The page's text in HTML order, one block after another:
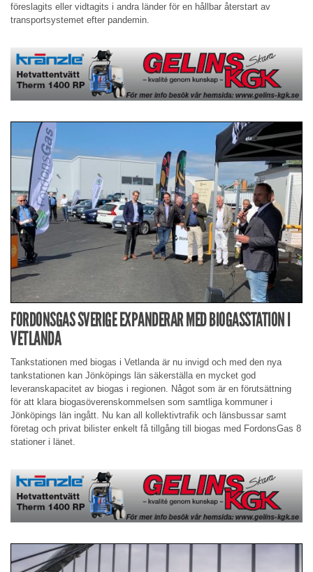
föreslagits eller vidtagits i andra länder för en hållbar återstart av
transportsystemet efter pandemin.
FORDONSGAS SVERIGE EXPANDERAR MED BIOGASSTATION I
VETLANDA
Tankstationen med biogas i Vetlanda är nu invigd och med den nya
tankstationen kan Jönköpings län säkerställa en mycket god
leveranskapacitet av biogas i regionen. Något som är en förutsättning
för att klara biogasöverenskommelsen som samtliga kommuner i
Jönköpings län ingått. Nu kan all kollektivtrafik och länsbussar samt
företag och privat bilister enkelt få tillgång till biogas med FordonsGas 8
stationer i länet.